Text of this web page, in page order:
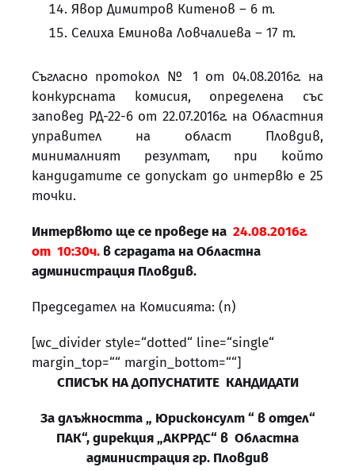
Явор Димитров Китенов – 6 т.
Селиха Еминова Ловчалиева – 17 т.
Съгласно протокол № 1 от 04.08.2016г. на
конкурсната комисия, определена със
заповед РД-22-6 от 22.07.2016г. на Областния
управител на област Пловдив,
минималният резултат, при който
кандидатите се допускат до интервю е 25
точки.
Интервюто ще се проведе на 24.08.2016г.
от 10:30ч. в сградата на Областна
администрация Пловдив.
Председател на Комисията: (п)
[wc_divider style=“dotted“ line=“single“
margin_top=““ margin_bottom=““]
СПИСЪК НА ДОПУСНАТИТЕ КАНДИДАТИ
За длъжността „ Юрисконсулт “ в отдел“
ПАК“, дирекция „АКРРДС“ в Областна
администрация гр. Пловдив